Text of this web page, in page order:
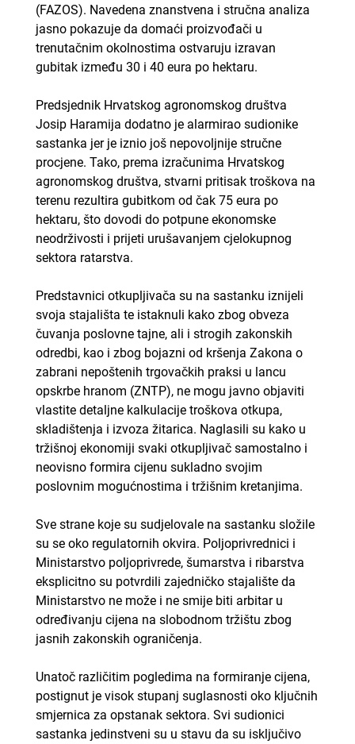
(FAZOS). Navedena znanstvena i stručna analiza
jasno pokazuje da domaći proizvođači u
trenutačnim okolnostima ostvaruju izravan
gubitak između 30 i 40 eura po hektaru.
Predsjednik Hrvatskog agronomskog društva
Josip Haramija dodatno je alarmirao sudionike
sastanka jer je iznio još nepovoljnije stručne
procjene. Tako, prema izračunima Hrvatskog
agronomskog društva, stvarni pritisak troškova na
terenu rezultira gubitkom od čak 75 eura po
hektaru, što dovodi do potpune ekonomske
neodrživosti i prijeti urušavanjem cjelokupnog
sektora ratarstva.
Predstavnici otkupljivača su na sastanku iznijeli
svoja stajališta te istaknuli kako zbog obveza
čuvanja poslovne tajne, ali i strogih zakonskih
odredbi, kao i zbog bojazni od kršenja Zakona o
zabrani nepoštenih trgovačkih praksi u lancu
opskrbe hranom (ZNTP), ne mogu javno objaviti
vlastite detaljne kalkulacije troškova otkupa,
skladištenja i izvoza žitarica. Naglasili su kako u
tržišnoj ekonomiji svaki otkupljivač samostalno i
neovisno formira cijenu sukladno svojim
poslovnim mogućnostima i tržišnim kretanjima.
Sve strane koje su sudjelovale na sastanku složile
su se oko regulatornih okvira. Poljoprivrednici i
Ministarstvo poljoprivrede, šumarstva i ribarstva
eksplicitno su potvrdili zajedničko stajalište da
Ministarstvo ne može i ne smije biti arbitar u
određivanju cijena na slobodnom tržištu zbog
jasnih zakonskih ograničenja.
Unatoč različitim pogledima na formiranje cijena,
postignut je visok stupanj suglasnosti oko ključnih
smjernica za opstanak sektora. Svi sudionici
sastanka jedinstveni su u stavu da su isključivo